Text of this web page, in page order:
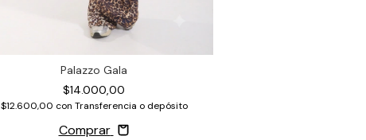
Palazzo Gala
$14.000,00
$12.600,00 con Transferencia o depósito
Comprar